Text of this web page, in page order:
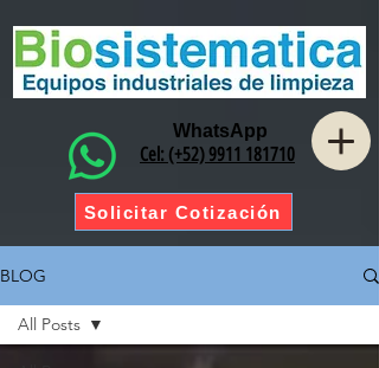
Solicitar Cotización
Cel: (+52) 9911 181710
WhatsApp
BLOG
All Posts